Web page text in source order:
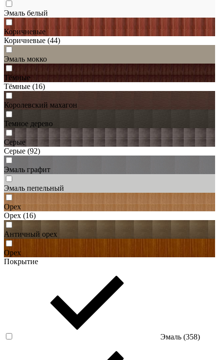
Эмаль белый
Коричневые
Коричневые (44)
Эмаль мокко
Тёмные
Тёмные (16)
Королевский махагон
Темное дерево
Серые
Серые (92)
Эмаль графит
Эмаль пепельный
Орех
Орех (16)
Античный орех
Орех
Покрытие
Эмаль (358)